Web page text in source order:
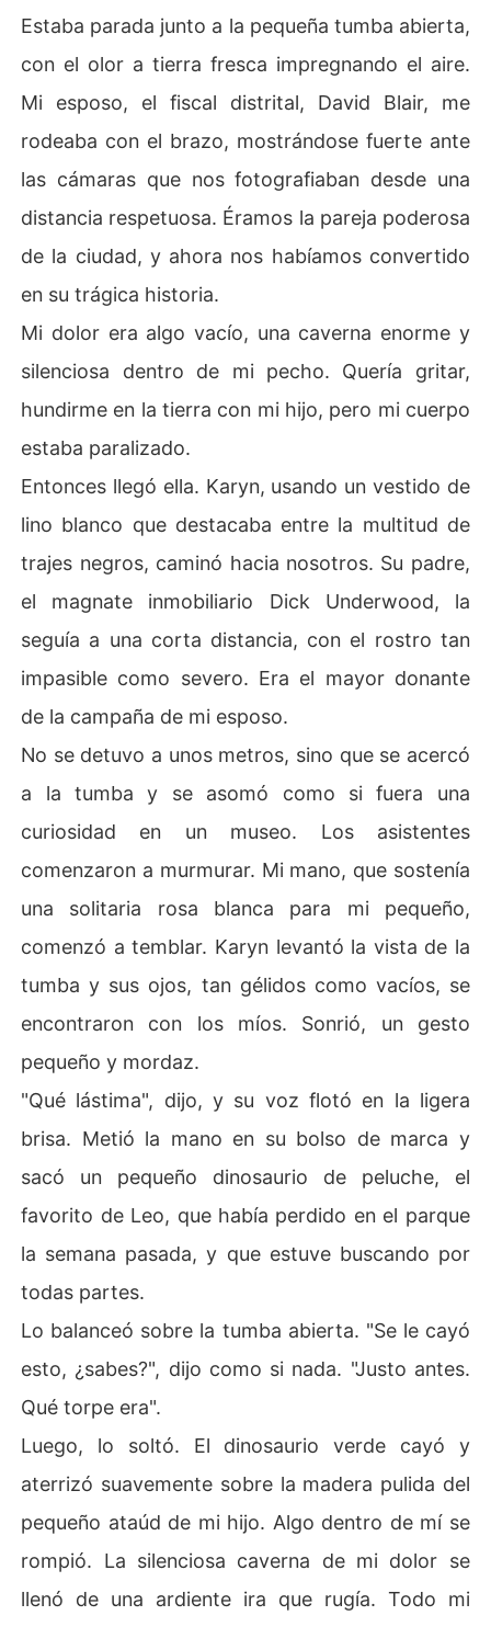
Estaba parada junto a la pequeña tumba abierta,
con el olor a tierra fresca impregnando el aire.
Mi esposo, el fiscal distrital, David Blair, me
rodeaba con el brazo, mostrándose fuerte ante
las cámaras que nos fotografiaban desde una
distancia respetuosa. Éramos la pareja poderosa
de la ciudad, y ahora nos habíamos convertido
en su trágica historia.
Mi dolor era algo vacío, una caverna enorme y
silenciosa dentro de mi pecho. Quería gritar,
hundirme en la tierra con mi hijo, pero mi cuerpo
estaba paralizado.
Entonces llegó ella. Karyn, usando un vestido de
lino blanco que destacaba entre la multitud de
trajes negros, caminó hacia nosotros. Su padre,
el magnate inmobiliario Dick Underwood, la
seguía a una corta distancia, con el rostro tan
impasible como severo. Era el mayor donante
de la campaña de mi esposo.
No se detuvo a unos metros, sino que se acercó
a la tumba y se asomó como si fuera una
curiosidad en un museo. Los asistentes
comenzaron a murmurar. Mi mano, que sostenía
una solitaria rosa blanca para mi pequeño,
comenzó a temblar. Karyn levantó la vista de la
tumba y sus ojos, tan gélidos como vacíos, se
encontraron con los míos. Sonrió, un gesto
pequeño y mordaz.
"Qué lástima", dijo, y su voz flotó en la ligera
brisa. Metió la mano en su bolso de marca y
sacó un pequeño dinosaurio de peluche, el
favorito de Leo, que había perdido en el parque
la semana pasada, y que estuve buscando por
todas partes.
Lo balanceó sobre la tumba abierta. "Se le cayó
esto, ¿sabes?", dijo como si nada. "Justo antes.
Qué torpe era".
Luego, lo soltó. El dinosaurio verde cayó y
aterrizó suavemente sobre la madera pulida del
pequeño ataúd de mi hijo. Algo dentro de mí se
rompió. La silenciosa caverna de mi dolor se
llenó de una ardiente ira que rugía. Todo mi